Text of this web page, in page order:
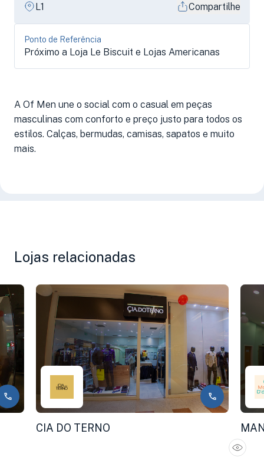
L1 Compartilhe
Ponto de Referência
Próximo a Loja Le Biscuit e Lojas Americanas
A Of Men une o social com o casual em peças
masculinas com conforto e preço justo para todos os
estilos. Calças, bermudas, camisas, sapatos e muito
mais.
Lojas relacionadas
CIA DO TERNO